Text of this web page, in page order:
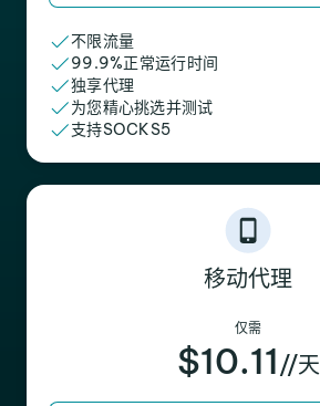
不限流量
99.9%正常运行时间
独享代理
为您精心挑选并测试
支持SOCKS5
移动代理
仅需
$10.11 //天